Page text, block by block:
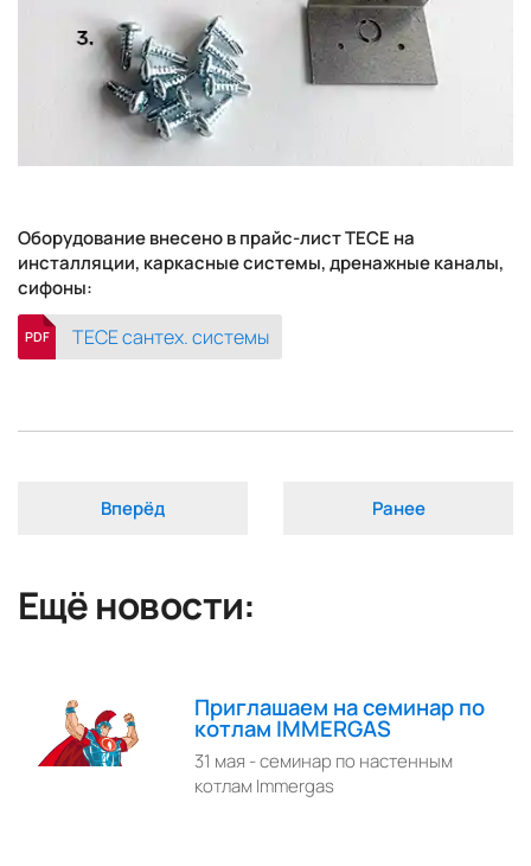
Оборудование внесено в прайс-лист TECE на
инсталляции, каркасные системы, дренажные каналы,
сифоны:
PDF TECE сантех. системы
Вперёд Ранее
Ещё новости:
Приглашаем на семинар по
котлам IMMERGAS
31 мая - семинар по настенным
котлам Immergas